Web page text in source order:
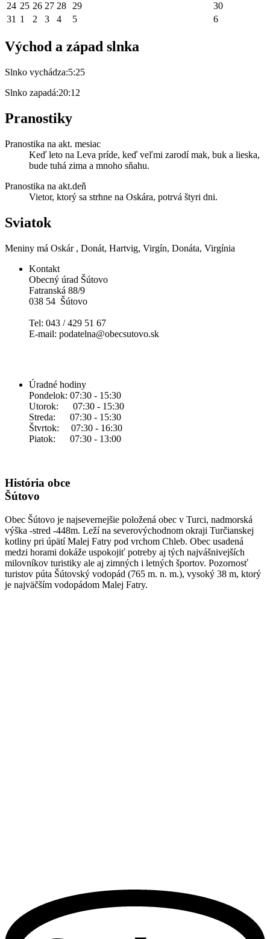
24 25 26 27 28 29
30
31 1 2 3 4 5 6
Východ a západ slnka
Slnko vychádza:5:25
Slnko zapadá:20:12
Pranostiky
Pranostika na akt. mesiac
Keď leto na Leva príde, keď veľmi zarodí mak, buk a lieska,
bude tuhá zima a mnoho sňahu.
Pranostika na akt.deň
Vietor, ktorý sa strhne na Oskára, potrvá štyri dni.
Sviatok
Meniny má Oskár , Donát, Hartvig, Virgín, Donáta, Virgínia
Kontakt
Obecný úrad Šútovo
Fatranská 88/9
038 54 Šútovo
Tel: 043 / 429 51 67
E-mail: podatelna@obecsutovo.sk
Úradné hodiny
Pondelok: 07:30 - 15:30
Utorok: 07:30 - 15:30
Streda: 07:30 - 15:30
Štvrtok: 07:30 - 16:30
Piatok: 07:30 - 13:00
História obce
Šútovo
Obec Šútovo je najsevernejšie položená obec v Turci, nadmorská
výška -stred -448m. Leží na severovýchodnom okraji Turčianskej
kotliny pri úpätí Malej Fatry pod vrchom Chleb. Obec usadená
medzi horami dokáže uspokojiť potreby aj tých najvášnivejších
milovníkov turistiky ale aj zimných i letných športov. Pozornosť
turistov púta Šútovský vodopád (765 m. n. m.), vysoký 38 m, ktorý
je najväčším vodopádom Malej Fatry.